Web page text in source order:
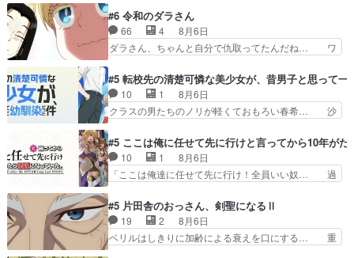
一難、律がビオラの呪縛から… 「私はあなたが嫌
いなんです」「バンドやめ… 何が起きているの
か！？次週、みゅーたいぷ…
マドンってなんなん！？人見知りっぽい… なんな
ら下ネタ0じゃなかったかこんな回が… 他のエピ
ソードに対してマイルドな回だった… 今回はだい
ぶある程度抑えてる？w感じな気… アルねこ、そ
ていたゴキブリ死んでるGP… アルねこ危険です
よね。健康的な面で··江… 酔い潰れ行き着いた江
ノ島で、朝日を眺めな…
#6 令和のダラさん
66 4
8月6日
ダラさん、ちゃんと自分で仇取ってたんだね… ワ
ットに憧れてビーム撃ちたいと…そうい… 余りに
も凄惨なダラさんの過去ダラさんの６… 過去編は
これで一区切りかなギャグも面白い… ガンガガン
♪薫がなんかしっかり歌ってロマ… 姉巫女の誤
日頃からガンガン言うてないで… このアニメはど
こに行くのだろう、面白すぎ… 姉のした事はただ
単に一族を絶滅させただけ…
#5 転校先の清楚可憐な美少女が、昔男子と思って一
10 1
8月6日
クラスの男たちのノリが軽くておもろい春希… 沙
もちゃんが透けブラしててびっくりして… レベル
のキャラが登場。相変わらず顔や体の… 隼人が春
希の級友を巻き込んだイジりに動じ… 第５話を
U-NEXTで視聴しました。視聴… ラブコメで天然
す隼人を見てなぜか不安に… 無理なダイエットは
禁物だけど、なかなか結… 「これからもお手入
れ、がんばりゅ」ありが…
#5 ここは俺に任せて先に行けと言ってから10年が
10 1
8月6日
「ここは俺達に任せて先に行け！全員いい奴… 過
鈴奈（@0suzuna0）が【マリー… 村ごと乗っ取
られてたら流石に気付かないか… 《漫画版少し読
んだことある》エリックとゴ… ロックは敵に容赦
無くブスっといくから気持… 勇者パーティー再結
#5 片田舎のおっさん、剣聖になるⅡ
19 2
8月6日
ベリルはしきりに加齢による衰えを口にする… 重